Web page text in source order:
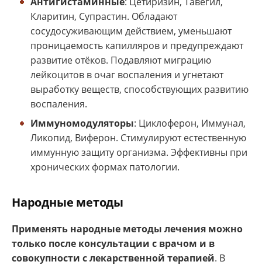
Кларитин, Супрастин. Обладают
сосудосуживающим действием, уменьшают
проницаемость капилляров и предупреждают
развитие отёков. Подавляют миграцию
лейкоцитов в очаг воспаления и угнетают
выработку веществ, способствующих развитию
воспаления.
Иммуномодуляторы: Циклоферон, Иммунал,
Ликопид, Виферон. Стимулируют естественную
иммунную защиту организма. Эффективны при
хронических формах патологии.
Народные методы
Применять народные методы лечения можно
только после консультации с врачом и в
совокупности с лекарственной терапией. В